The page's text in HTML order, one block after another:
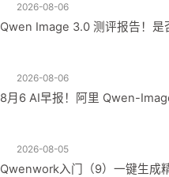
2026-08-06
Qwen Image 3.0 测评报告！是
2026-08-06
8月6 AI早报！阿里 Qwen-
2026-08-05
Qwenwork入门（9）一键生成